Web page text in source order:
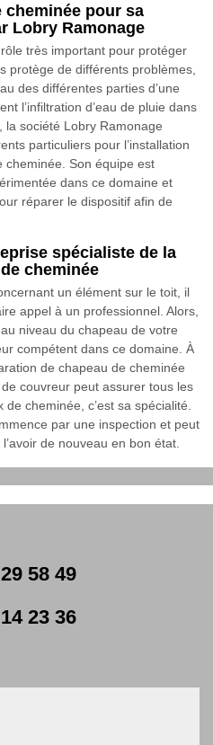
cheminée pour sa
Lobry Ramonage
très important pour protéger
protège de différents problèmes,
des différentes parties d’une
l’infiltration d’eau de pluie dans
la société Lobry Ramonage
particuliers pour l’installation
Son équipe est
dans ce domaine et
réparer le dispositif afin de
spécialiste de la
cheminée
un élément sur le toit, il
appel à un professionnel. Alors,
niveau du chapeau de votre
compétent dans ce domaine. À
de chapeau de cheminée
couvreur peut assurer tous les
cheminée, c’est sa spécialité.
par une inspection et peut
de nouveau en bon état.
58 49
23 36